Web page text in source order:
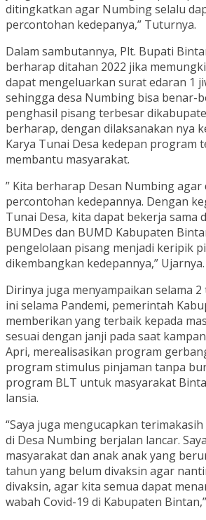
ditingkatkan agar Numbing selalu
percontohan kedepanya,” Tuturnya.
Dalam sambutannya, Plt. Bupati
berharap ditahan 2022 jika
dapat mengeluarkan surat edaran 1
sehingga desa Numbing bisa benar-
penghasil pisang terbesar
berharap, dengan dilaksanakan nya
Karya Tunai Desa kedepan program
membantu masyarakat.
” Kita berharap Desan Numbing agar
percontohan kedepannya. Dengan
Tunai Desa, kita dapat bekerja sama
BUMDes dan BUMD Kabupaten
pengelolaan pisang menjadi keripik
dikembangkan kedepannya,” Ujarnya.
Dirinya juga menyampaikan selama
ini selama Pandemi, pemerintah
memberikan yang terbaik kepada
sesuai dengan janji pada saat
Apri, merealisasikan program
program stimulus pinjaman tanpa
program BLT untuk masyarakat
lansia.
“Saya juga mengucapkan
di Desa Numbing berjalan lancar.
masyarakat dan anak anak yang
tahun yang belum divaksin agar
divaksin, agar kita semua dapat
wabah Covid-19 di Kabupaten